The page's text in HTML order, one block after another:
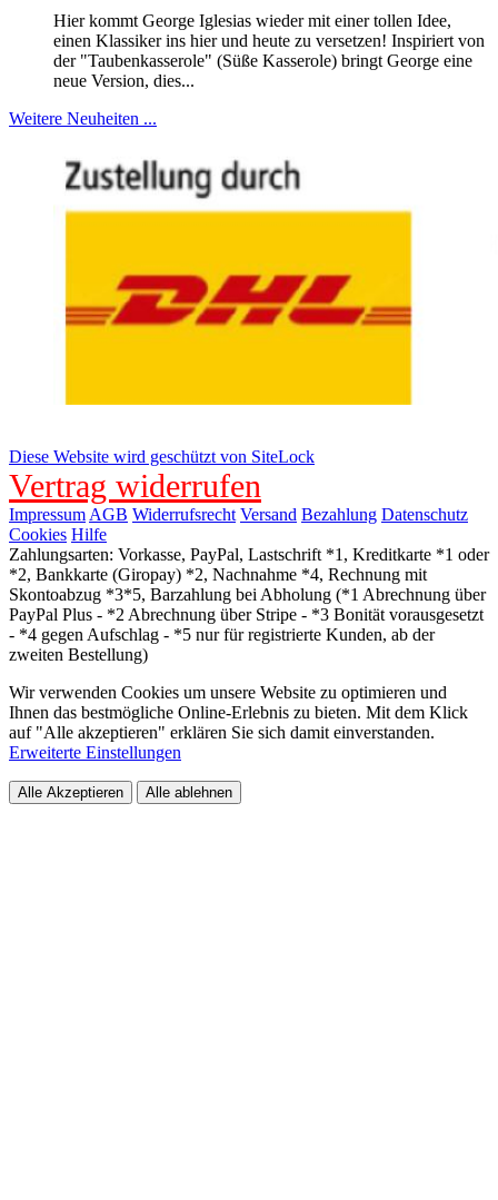
Hier kommt George Iglesias wieder mit einer tollen Idee,
einen Klassiker ins hier und heute zu versetzen! Inspiriert von
der "Taubenkasserole" (Süße Kasserole) bringt George eine
neue Version, dies...
Weitere Neuheiten ...
Diese Website wird geschützt von SiteLock
Vertrag widerrufen
Impressum AGB Widerrufsrecht Versand Bezahlung Datenschutz
Cookies Hilfe
Zahlungsarten: Vorkasse, PayPal, Lastschrift *1, Kreditkarte *1 oder
*2, Bankkarte (Giropay) *2, Nachnahme *4, Rechnung mit
Skontoabzug *3*5, Barzahlung bei Abholung (*1 Abrechnung über
PayPal Plus - *2 Abrechnung über Stripe - *3 Bonität vorausgesetzt
- *4 gegen Aufschlag - *5 nur für registrierte Kunden, ab der
zweiten Bestellung)
Wir verwenden Cookies um unsere Website zu optimieren und
Ihnen das bestmögliche Online-Erlebnis zu bieten. Mit dem Klick
auf "Alle akzeptieren" erklären Sie sich damit einverstanden.
Erweiterte Einstellungen
Alle Akzeptieren Alle ablehnen